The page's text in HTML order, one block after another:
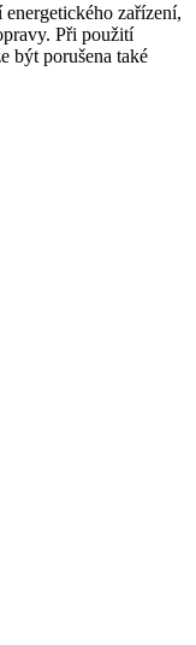
zařízení,
Při použití
být porušena také